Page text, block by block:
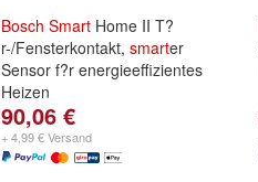
Bosch Smart Home II T?
r-/Fensterkontakt, smarter
Sensor f?r energieeffizientes
Heizen
90,06 €
+ 4,99 € Versand